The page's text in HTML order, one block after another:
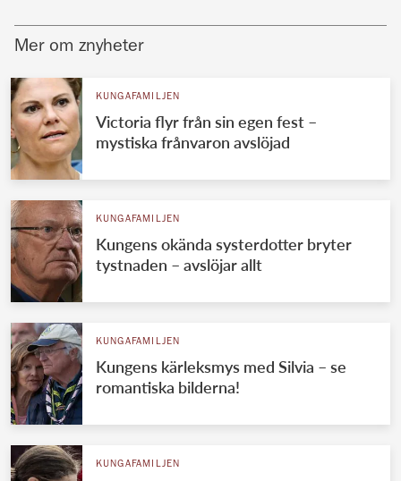
Mer om znyheter
KUNGAFAMILJEN
Victoria flyr från sin egen fest –
mystiska frånvaron avslöjad
KUNGAFAMILJEN
Kungens okända systerdotter bryter
tystnaden – avslöjar allt
KUNGAFAMILJEN
Kungens kärleksmys med Silvia – se
romantiska bilderna!
KUNGAFAMILJEN